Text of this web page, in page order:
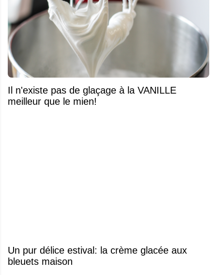
Il n'existe pas de glaçage à la VANILLE
meilleur que le mien!
Un pur délice estival: la crème glacée aux
bleuets maison